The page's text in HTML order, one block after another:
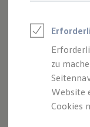
Leasing
Eine
Der
zu
Website
Cookies